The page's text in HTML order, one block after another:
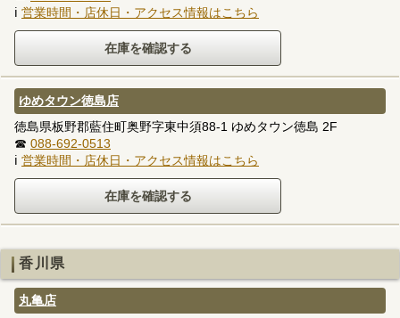
ℹ 営業時間・店休日・アクセス情報はこちら
ゆめタウン徳島店
徳島県板野郡藍住町奥野字東中須88-1 ゆめタウン徳島 2F
☎ 088-692-0513
ℹ 営業時間・店休日・アクセス情報はこちら
香川県
丸亀店